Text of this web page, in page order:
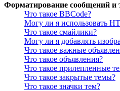
Форматирование сообщений и
Что такое BBCode?
Могу ли я использовать
Что такое смайлики?
Могу ли я добавлять
Что такое важные
Что такое объявления?
Что такое прилепленные
Что такое закрытые темы?
Что такое значки тем?